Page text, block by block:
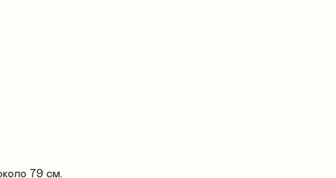
79 см.